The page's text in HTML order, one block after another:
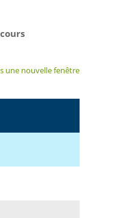
une nouvelle fenêtre